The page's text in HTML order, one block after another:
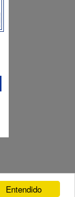
Entendido